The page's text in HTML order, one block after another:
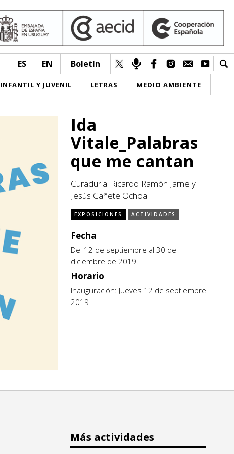
ES EN Boletín
INFANTIL Y JUVENIL LETRAS MEDIO AMBIENTE
Ida
Vitale_Palabras
que me cantan
Curaduria: Ricardo Ramón Jarne y
Jesús Cañete Ochoa
EXPOSICIONES ACTIVIDADES
Fecha
Del 12 de septiembre al 30 de
diciembre de 2019.
Horario
Inauguración: Jueves 12 de septiembre
2019
Más actividades